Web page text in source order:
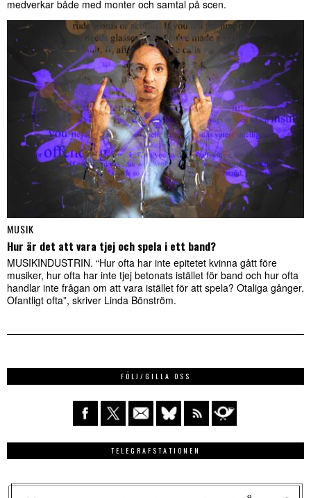
medverkar både med monter och samtal på scen.
MUSIK
Hur är det att vara tjej och spela i ett band?
MUSIKINDUSTRIN. “Hur ofta har inte epitetet kvinna gått före
musiker, hur ofta har inte tjej betonats istället för band och hur ofta
handlar inte frågan om att vara istället för att spela? Otaliga gånger.
Ofantligt ofta”, skriver Linda Bönström.
FÖLJ/GILLA OSS
TELEGRAFSTATIONEN